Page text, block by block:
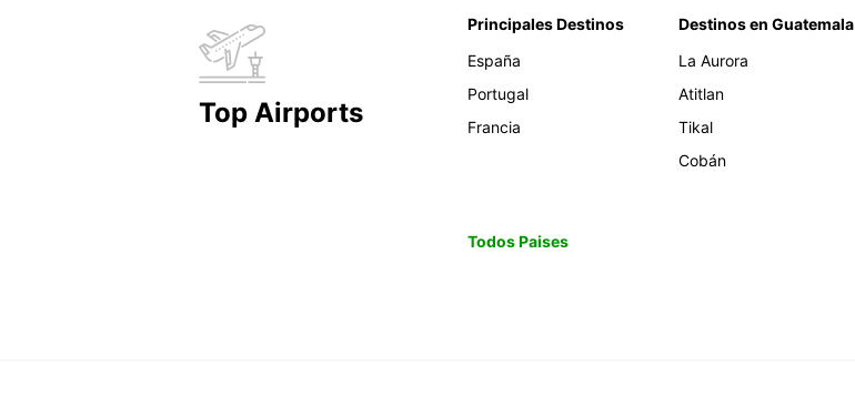
Top Airports
Principales Destinos
España
Portugal
Francia
Destinos en Guatemala
La Aurora
Atitlan
Tikal
Cobán
Todos Paises